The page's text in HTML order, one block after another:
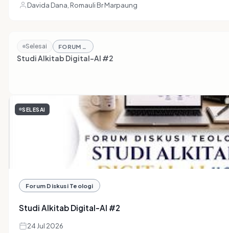
Davida Dana, Romauli Br Marpaung
Selesai FORUM DISKUSI TEOLOGI
Studi Alkitab Digital-AI #2
SELESAI
Forum Diskusi Teologi
Studi Alkitab Digital-AI #2
24 Jul 2026